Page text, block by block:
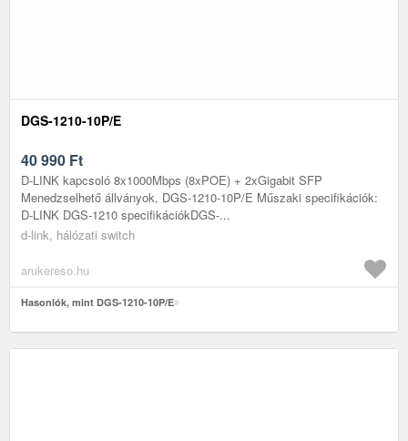
DGS-1210-10P/E
40 990 Ft
D-LINK kapcsoló 8x1000Mbps (8xPOE) + 2xGigabit SFP
Menedzselhető állványok, DGS-1210-10P/E Műszaki specifikációk:
D-LINK DGS-1210 specifikációkDGS-...
d-link, hálózati switch
arukereso.hu
Hasonlók, mint DGS-1210-10P/E